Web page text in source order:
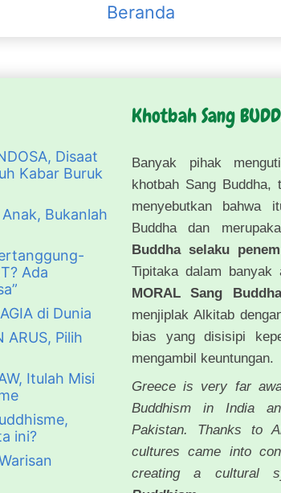
Beranda
Disaat
Kabar Buruk
Bukanlah
Ada
di Dunia
ARUS, Pilih
Itulah Misi
ini?
Khotbah Sang
Banyak pihak
khotbah Sang
menyebutkan bahwa
Buddha dan
Buddha selaku
Tipitaka dalam banyak
MORAL Sang Buddha
menjiplak Alkitab
bias yang disisipi
mengambil keuntungan.
Greece is very far
Buddhism in India
Pakistan. Thanks to
cultures came into
creating a cultural